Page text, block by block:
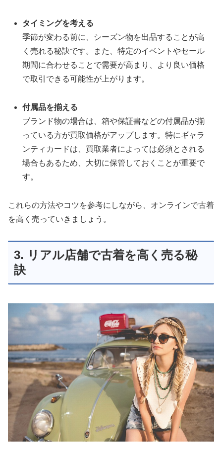
タイミングを考える
季節が変わる前に、シーズン物を出品することが高
く売れる秘訣です。また、特定のイベントやセール
期間に合わせることで需要が高まり、より良い価格
で取引できる可能性が上がります。
付属品を揃える
ブランド物の場合は、箱や保証書などの付属品が揃
っている方が買取価格がアップします。特にギャラ
ンティカードは、買取業者によっては必須とされる
場合もあるため、大切に保管しておくことが重要で
す。
これらの方法やコツを参考にしながら、オンラインで古着
を高く売っていきましょう。
3. リアル店舗で古着を高く売る秘
訣